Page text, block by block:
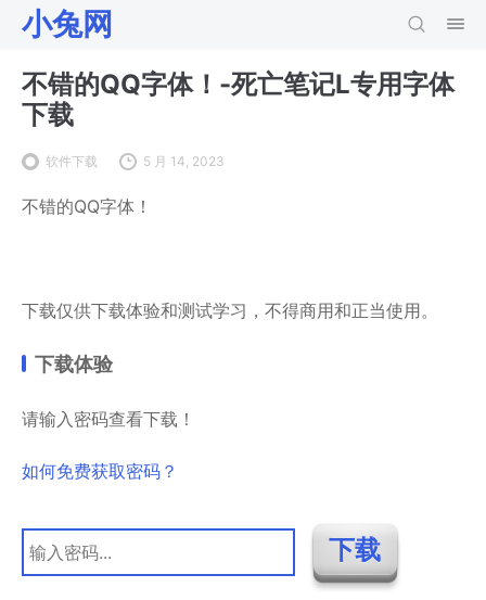
小兔网
不错的QQ字体！-死亡笔记L专用字体
下载
软件下载 5 月 14, 2023
不错的QQ字体！
下载仅供下载体验和测试学习，不得商用和正当使用。
下载体验
请输入密码查看下载！
如何免费获取密码？